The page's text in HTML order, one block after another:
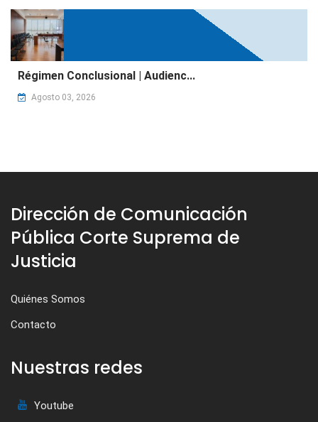
Régimen Conclusional | Audienc...
Agosto 03, 2026
Dirección de Comunicación
Pública Corte Suprema de
Justicia
Quiénes Somos
Contacto
Nuestras redes
Youtube